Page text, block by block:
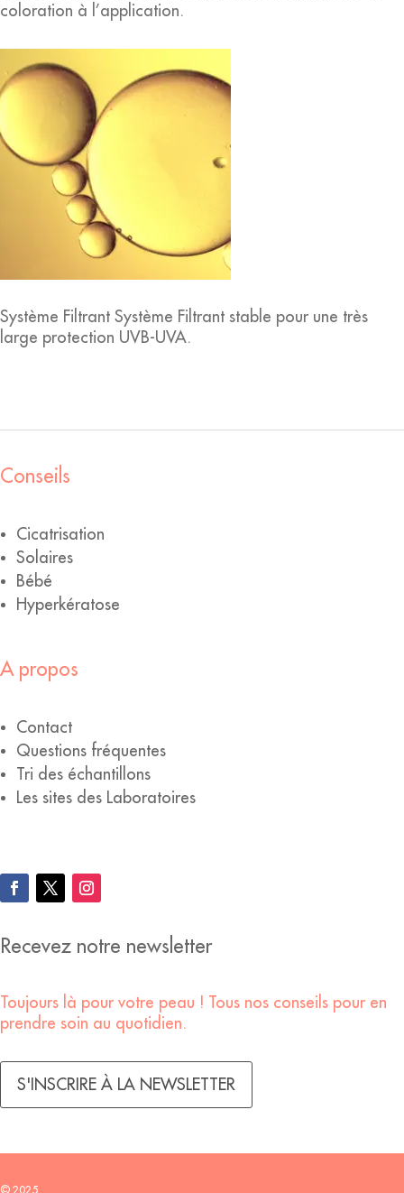
coloration à l’application.
Système Filtrant Système Filtrant stable pour une très
large protection UVB-UVA.
Conseils
Cicatrisation
Solaires
Bébé
Hyperkératose
A propos
Contact
Questions fréquentes
Tri des échantillons
Les sites des Laboratoires
Recevez notre newsletter
Toujours là pour votre peau ! Tous nos conseils pour en
prendre soin au quotidien.
S'INSCRIRE À LA NEWSLETTER
© 2025